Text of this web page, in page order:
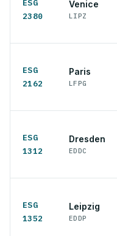
ESG
2380
Venice
LIPZ
ESG
2162
Paris
LFPG
ESG
1312
Dresden
EDDC
ESG
1352
Leipzig
EDDP